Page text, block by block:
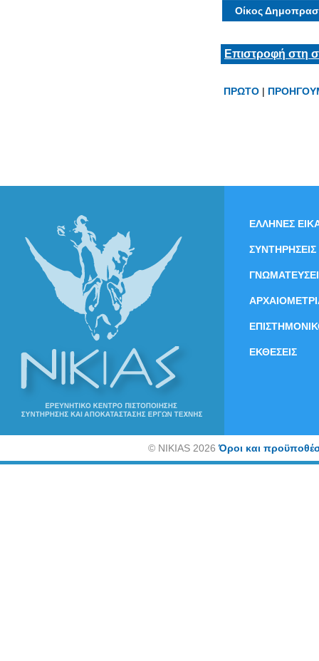
Οίκος
Επιστροφή στη
ΠΡΩΤΟ |
ΕΛΛΗΝΕΣ
ΣΥΝΤΗΡΗΣΕΙΣ
ΕΚΘΕΣΕΙΣ
©NIKIAS 2026Όροι και